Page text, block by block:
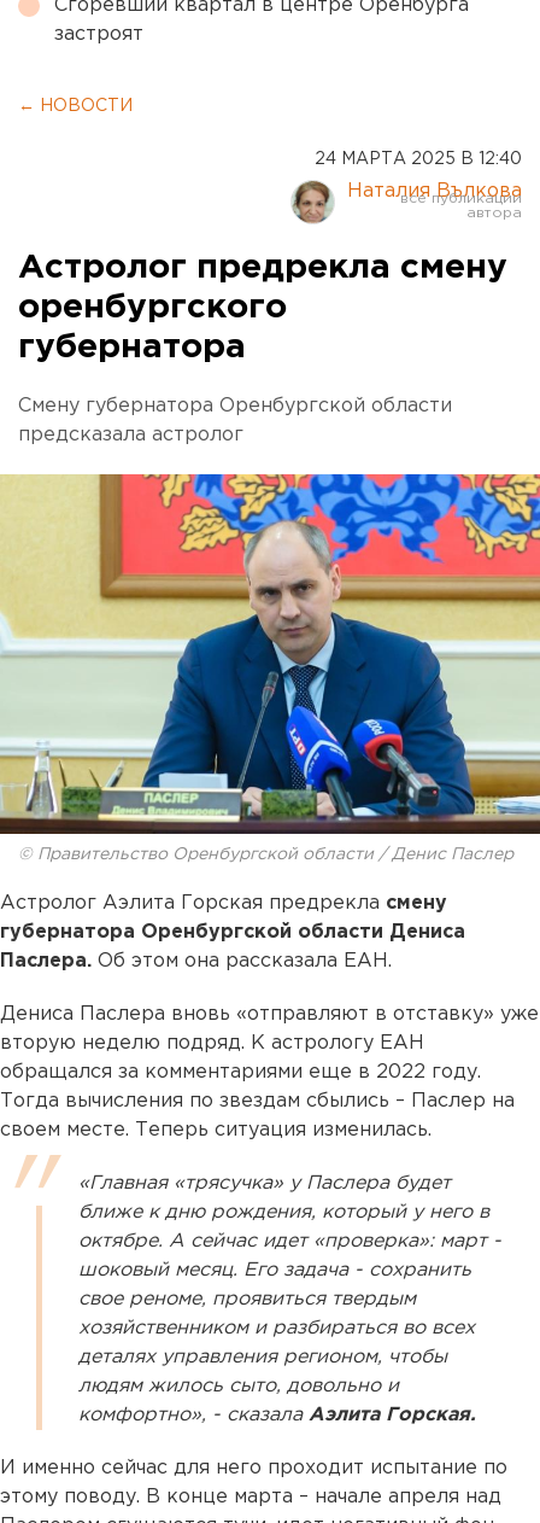
Сгоревший квартал в центре Оренбурга
застроят
← НОВОСТИ
24 МАРТА 2025 В 12:40
Наталия Вълкова
Астролог предрекла смену
оренбургского
губернатора
Смену губернатора Оренбургской области
предсказала астролог
© Правительство Оренбургской области / Денис Паслер
Астролог Аэлита Горская предрекла смену
губернатора Оренбургской области Дениса
Паслера. Об этом она рассказала ЕАН.
Дениса Паслера вновь «отправляют в отставку» уже
вторую неделю подряд. К астрологу ЕАН
обращался за комментариями еще в 2022 году.
Тогда вычисления по звездам сбылись – Паслер на
своем месте. Теперь ситуация изменилась.
«Главная «трясучка» у Паслера будет
ближе к дню рождения, который у него в
октябре. А сейчас идет «проверка»: март -
шоковый месяц. Его задача - сохранить
свое реноме, проявиться твердым
хозяйственником и разбираться во всех
деталях управления регионом, чтобы
людям жилось сыто, довольно и
комфортно», - сказала Аэлита Горская.
И именно сейчас для него проходит испытание по
этому поводу. В конце марта – начале апреля над